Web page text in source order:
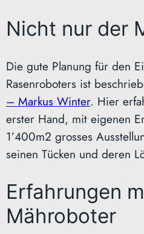
Nicht nur der
Die gute Planung für den
Rasenroboters ist
– Markus Winter. Hier
erster Hand, mit eigenen
1’400m2 grosses
seinen Tücken und deren
Erfahrungen
Mähroboter